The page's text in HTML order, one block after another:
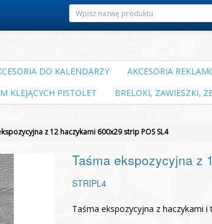
DO KALENDARZY AKCESORIA
KLEJĄCYCH PISTOLET
BRELOKI, ZAWIESZKI,
z 12 haczykami 600x29 strip POS SL4
Taśma ekspozycyjna z
STRIPL4
Taśma ekspozycyjna z haczykami